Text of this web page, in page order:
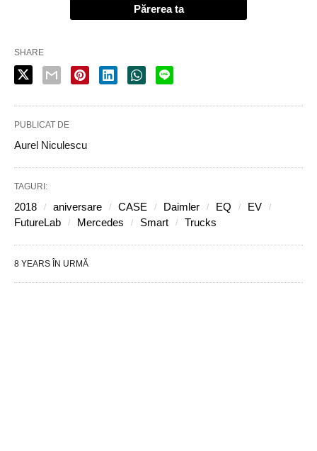
Părerea ta
SHARE
PUBLICAT DE
Aurel Niculescu
TAGURI:
2018 aniversare CASE Daimler EQ
EV
FutureLab
Mercedes Smart Trucks
8 YEARS ÎN URMĂ